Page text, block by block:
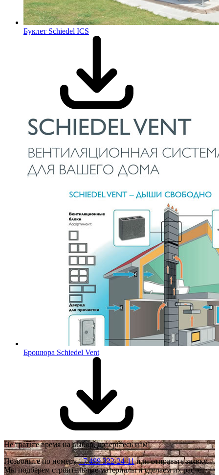
Буклет Schiedel ICS
Брошюра Schiedel Vent
Не тратьте время на выбор, доверьтесь нам!
Позвоните по номеру+7 499 322-24-11или отправьте заявку.
Мы подберем строительные материалы и сделаем их расчёт.